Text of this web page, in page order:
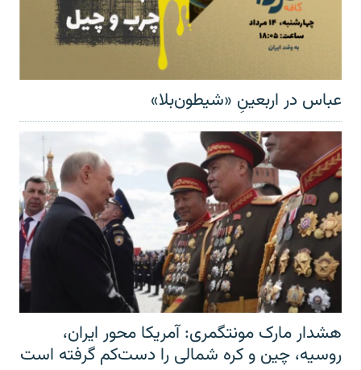
عباس در اربعینِ «شیطون‌بلا»
هشدار مارک مونتگمری: آمریکا محور ایران،
روسیه، چین و کره شمالی را دست‌کم گرفته است